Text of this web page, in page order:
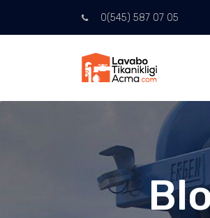
0(545) 587 07 05